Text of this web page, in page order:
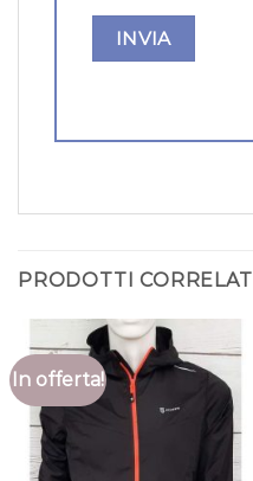
PRODOTTI CORRELATI
In offerta!